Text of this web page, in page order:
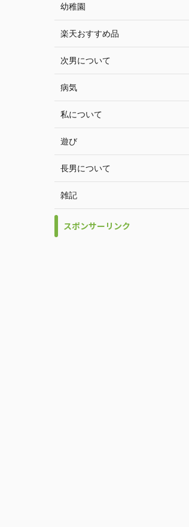
幼稚園
楽天おすすめ品
次男について
病気
私について
遊び
長男について
雑記
スポンサーリンク